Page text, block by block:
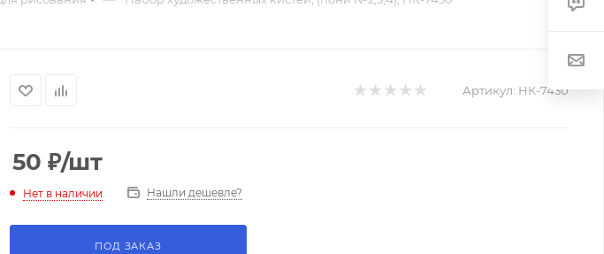
Артикул: НК-7430
50 ₽/шт
Нет в наличии Нашли дешевле?
ПОД ЗАКАЗ